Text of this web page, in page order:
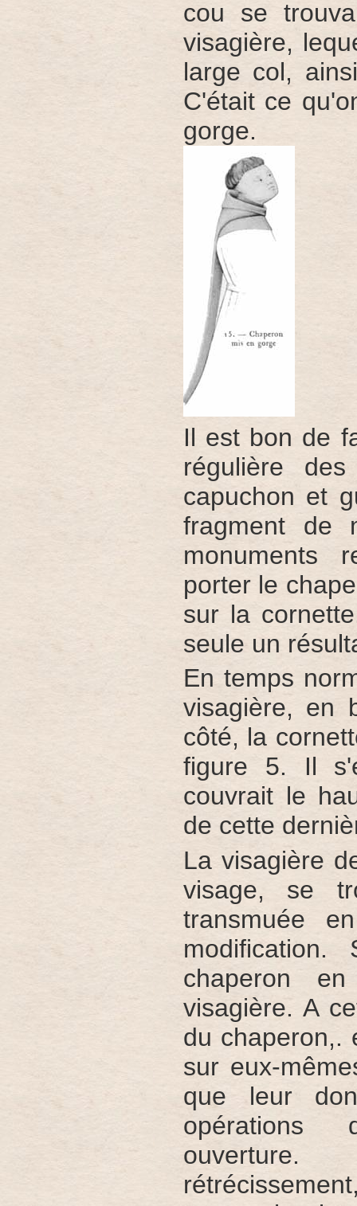
cou se
visagière,
large col,
C'était ce
gorge.
Il est bon de
régulière
capuchon et
fragment de
monuments
porter le
sur la
seule un
En temps
visagière, en
côté, la
figure 5. Il
couvrait le
de cette
La visagière
visage, se
transmuée
chaperon
visagière. A
du chaperon,.
sur eux-
que leur
opérations